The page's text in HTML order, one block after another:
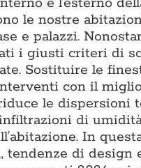
le nostre
e palazzi.
i giusti criteri di
Sostituire le
con il
le dispersioni
di
In
di design